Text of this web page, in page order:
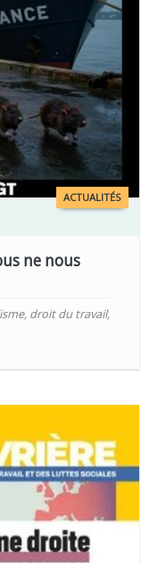
ACTUALITÉS
ne nous
, droit du travail,